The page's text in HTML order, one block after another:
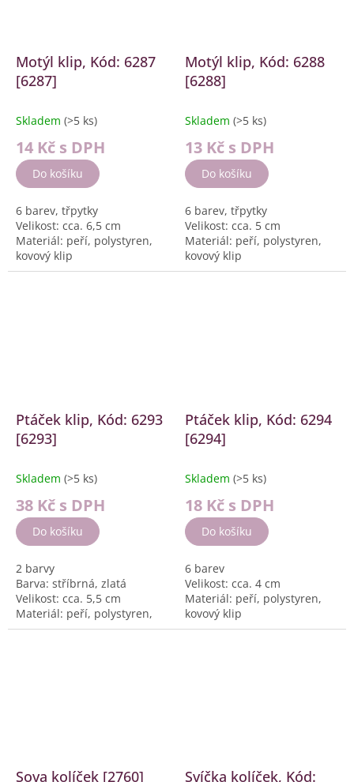
Motýl klip, Kód: 6287
[6287]
Skladem (>5 ks)
14 Kč s DPH
Do košíku
6 barev, třpytky
Velikost: cca. 6,5 cm
Materiál: peří, polystyren,
kovový klip
Balení: 12 ks, displej box
Motýl klip, Kód: 6288
[6288]
Skladem (>5 ks)
13 Kč s DPH
Do košíku
6 barev, třpytky
Velikost: cca. 5 cm
Materiál: peří, polystyren,
kovový klip
Balení: 24 ks, displej box
Ptáček klip, Kód: 6293
[6293]
Skladem (>5 ks)
38 Kč s DPH
Do košíku
2 barvy
Barva: stříbrná, zlatá
Velikost: cca. 5,5 cm
Materiál: peří, polystyren,
kovový klip
Ptáček klip, Kód: 6294
[6294]
Skladem (>5 ks)
18 Kč s DPH
Do košíku
6 barev
Velikost: cca. 4 cm
Materiál: peří, polystyren,
kovový klip
Balení: 24 ks, displej box
Sova kolíček [2760]
Svíčka kolíček, Kód: